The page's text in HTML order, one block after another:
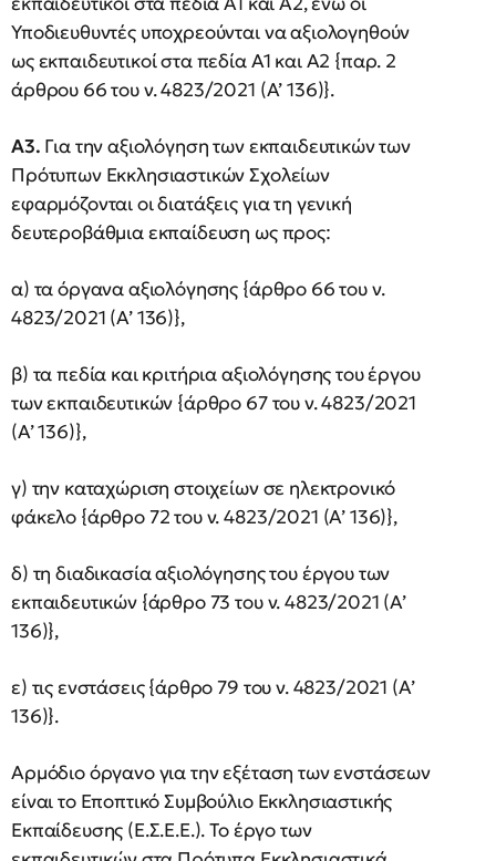
Υποδιευθυντές υποχρεούνται να αξιολογηθούν
ως εκπαιδευτικοί στα πεδία Α1 και Α2 {παρ. 2
άρθρου 66 του ν. 4823/2021 (Α’ 136)}.
Α3. Για την αξιολόγηση των εκπαιδευτικών των
Πρότυπων Εκκλησιαστικών Σχολείων
εφαρμόζονται οι διατάξεις για τη γενική
δευτεροβάθμια εκπαίδευση ως προς:
α) τα όργανα αξιολόγησης {άρθρο 66 του ν.
4823/2021 (Α’ 136)},
β) τα πεδία και κριτήρια αξιολόγησης του έργου
των εκπαιδευτικών {άρθρο 67 του ν. 4823/2021
(Α’ 136)},
γ) την καταχώριση στοιχείων σε ηλεκτρονικό
φάκελο {άρθρο 72 του ν. 4823/2021 (Α’ 136)},
δ) τη διαδικασία αξιολόγησης του έργου των
εκπαιδευτικών {άρθρο 73 του ν. 4823/2021 (Α’
136)},
ε) τις ενστάσεις {άρθρο 79 του ν. 4823/2021 (Α’
136)}.
Αρμόδιο όργανο για την εξέταση των ενστάσεων
είναι το Εποπτικό Συμβούλιο Εκκλησιαστικής
Εκπαίδευσης (Ε.Σ.Ε.Ε.). Το έργο των